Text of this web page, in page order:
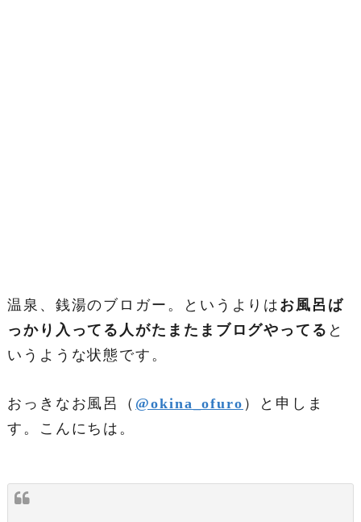
温泉、銭湯のブロガー。というよりは お風呂ば
っかり入ってる人がたまたまブログやってる と
いうような状態です。
おっきなお風呂（ @okina_ofuro ）と申しま
す。こんにちは。